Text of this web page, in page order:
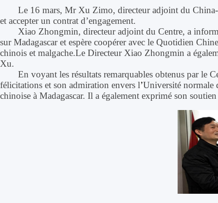
Le 16 mars, MrXu Zimo, directeur adjoint du China-
et accepterun contrat d’engagement.
Xiao Zhongmin, directeur adjoint du Centre, a
surMadagascar et espère coopérer avec le Quotidien
chinois et malgache.Le Directeur Xiao Zhongmin a
Xu.
En voyant les résultats remarquables obtenus par le
félicitations et son admiration envers l’Université
chinoise à Madagascar. Il a également exprimé son